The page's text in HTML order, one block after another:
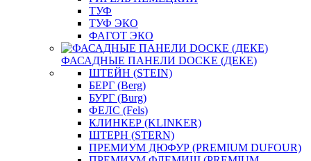
ТУФ
ТУФ ЭКО
ФАГОТ ЭКО
ФАСАДНЫЕ ПАНЕЛИ DOCKE (ДЕКЕ)
ШТЕЙН (STEIN)
БЕРГ (Berg)
БУРГ (Burg)
ФЕЛС (Fels)
КЛИНКЕР (KLINKER)
ШТЕРН (STERN)
ПРЕМИУМ ДЮФУР (PREMIUM DUFOUR)